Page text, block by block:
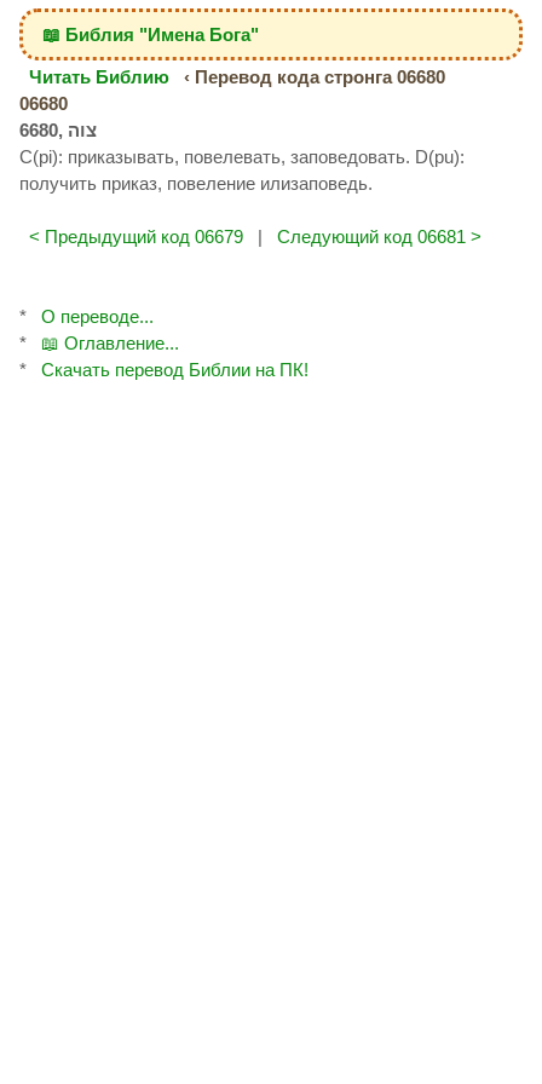
📖 Библия "Имена Бога"
Читать Библию
‹ Перевод кода стронга 06680
06680
C(pi): приказывать, повелевать, заповедовать. D(pu):
получить приказ, повеление илизаповедь.
< Предыдущий код 06679 | Следующий код 06681 >
*
О переводе...
*
📖 Оглавление...
*
Скачать перевод Библии на ПК!